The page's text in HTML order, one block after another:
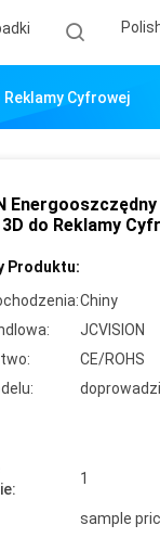
Reklamy Cyfrowej
do Reklamy
Produktu:
Chiny
JCVISION
CE/ROHS
1
sample